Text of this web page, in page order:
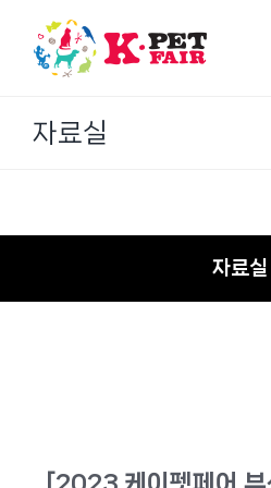
content
자료실
자료실